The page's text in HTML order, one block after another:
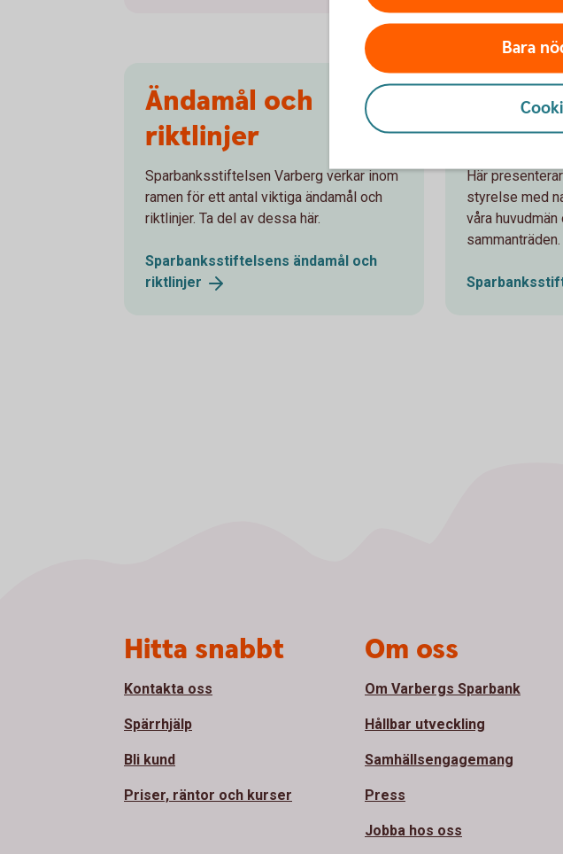
Ändamål och
riktlinjer
Sparbanksstiftelsen Varberg verkar inom
ramen för ett antal viktiga ändamål och
riktlinjer. Ta del av dessa här.
Sparbanksstiftelsens ändamål och
riktlinjer
Här
styrelse med
våra
sammanträden.
Bara
Hitta snabbt
Kontakta oss
Spärrhjälp
Bli kund
Priser, räntor och kurser
Om oss
Om Varbergs Sparbank
Hållbar utveckling
Samhällsengagemang
Press
Jobba hos oss